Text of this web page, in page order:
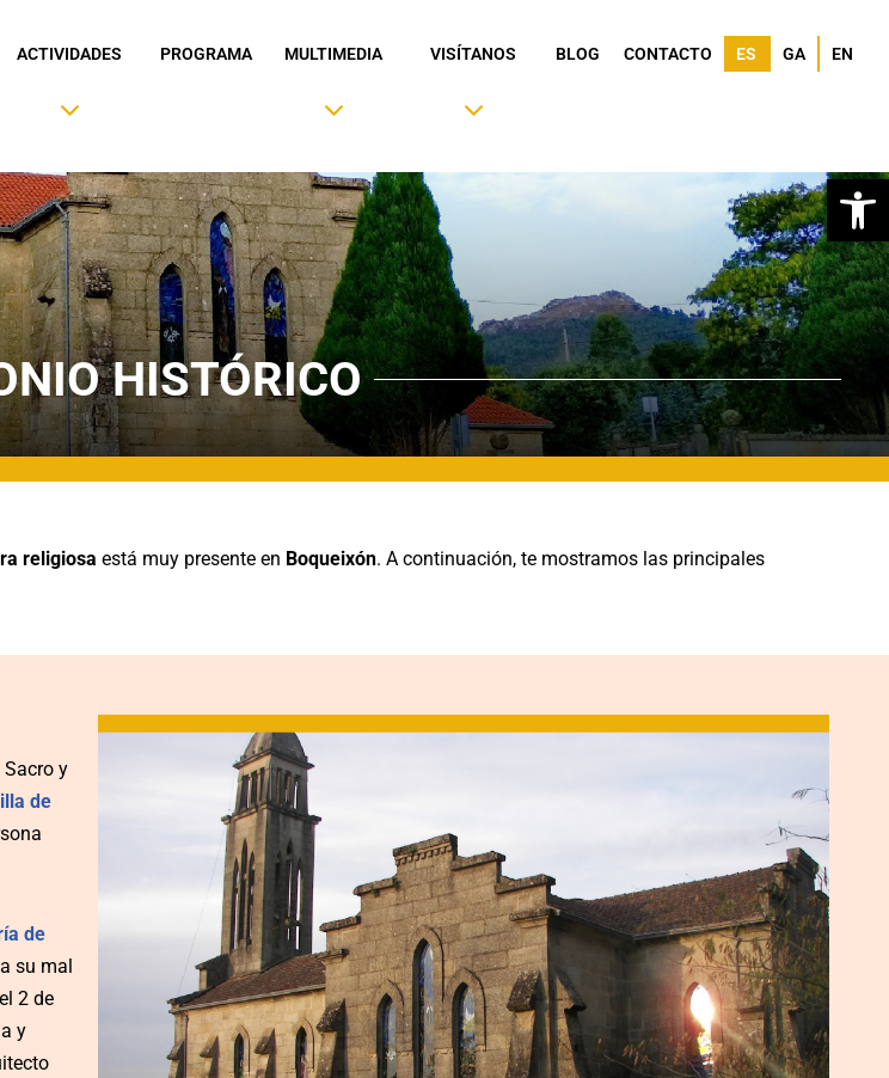
ACTIVIDADES PROGRAMA MULTIMEDIA VISÍTANOS BLOG CONTACTO ES GA EN
HISTÓRICO
religiosa está muy presente en Boqueixón. A continuación, te mostramos las principales
y
de
de
su mal
2 de
y